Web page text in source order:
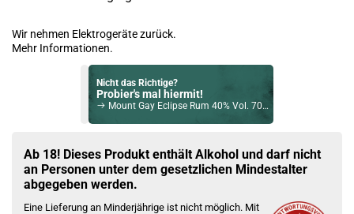
Wir nehmen Elektrogeräte zurück.
Mehr Informationen.
Nicht das Richtige?
Probier's mal hiermit!
Mount Gay Eclipse Rum 40% Vol. 700ml
Check das mal!
Mermaid Gin 42% Vol. 700ml
Du willst Kröten sparen?
Ab 18! Dieses Produkt enthält Alkohol und darf nicht
an Personen unter dem gesetzlichen Mindestalter
abgegeben werden.
Eine Lieferung an Minderjährige ist nicht möglich. Mit